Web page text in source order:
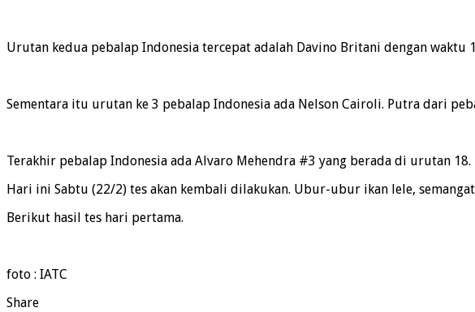
Urutan kedua pebalap Indonesia tercepat adalah Davino Britani dengan
Sementara itu urutan ke 3 pebalap Indonesia ada Nelson Cairoli. Putra dari
Terakhir pebalap Indonesia ada Alvaro Mehendra #3 yang berada di urutan
Hari ini Sabtu (22/2) tes akan kembali dilakukan. Ubur-ubur ikan lele,
Berikut hasil tes hari pertama.
foto : IATC
Share